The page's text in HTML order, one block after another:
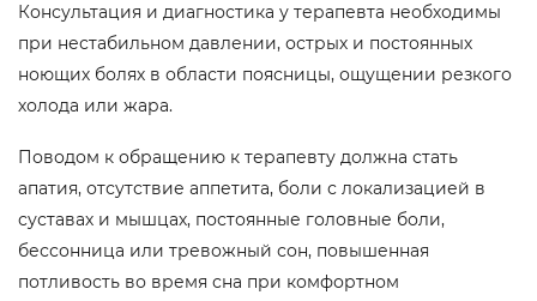
Консультация и диагностика у терапевта необходимы
при нестабильном давлении, острых и постоянных
ноющих болях в области поясницы, ощущении резкого
холода или жара.
Поводом к обращению к терапевту должна стать
апатия, отсутствие аппетита, боли с локализацией в
суставах и мышцах, постоянные головные боли,
бессонница или тревожный сон, повышенная
потливость во время сна при комфортном